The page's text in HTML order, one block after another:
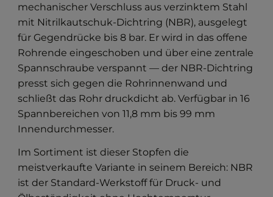
mechanischer Verschluss aus verzinktem Stahl
mit Nitrilkautschuk-Dichtring (NBR), ausgelegt
für Gegendrücke bis 8 bar. Er wird in das offene
Rohrende eingeschoben und über eine zentrale
Spannschraube verspannt — der NBR-Dichtring
presst sich gegen die Rohrinnenwand und
schließt das Rohr druckdicht ab. Verfügbar in 16
Spannbereichen von 11,8 mm bis 99 mm
Innendurchmesser.
Im Sortiment ist dieser Stopfen die
meistverkaufte Variante in seinem Bereich: NBR
ist der Standard-Werkstoff für Druck- und